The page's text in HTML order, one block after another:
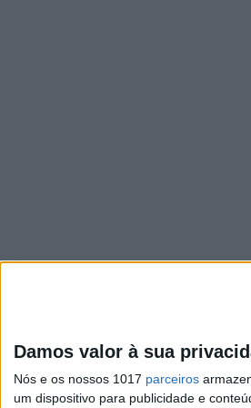
Damos valor à sua
Nós e os nossos 1017 parceiros
um dispositivo para publicidade e